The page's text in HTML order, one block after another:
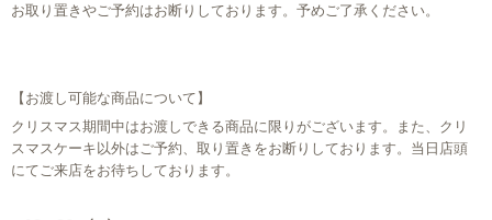
お取り置きやご予約はお断りしております。予めご了承ください。
【お渡し可能な商品について】
クリスマス期間中はお渡しできる商品に限りがございます。また、クリ
スマスケーキ以外はご予約、取り置きをお断りしております。当日店頭
にてご来店をお待ちしております。